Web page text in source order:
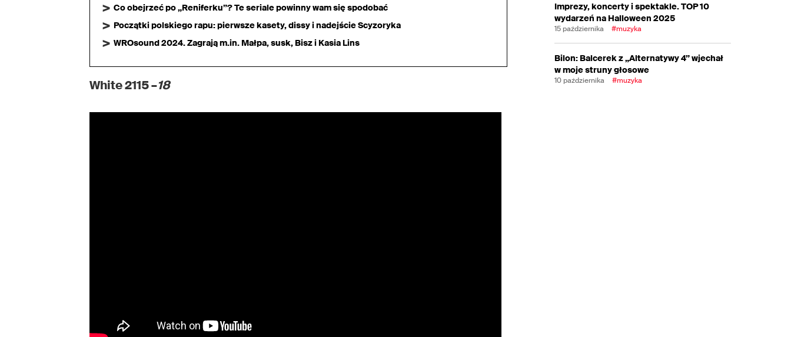
Co obejrzeć po „Reniferku”? Te seriale powinny wam się spodobać
Początki polskiego rapu: pierwsze kasety, dissy i nadejście Scyzoryka
WROsound 2024. Zagrają m.in. Małpa, susk, Bisz i Kasia Lins
White 2115 –18
Imprezy, koncerty i spektakle. TOP 10
wydarzeń na Halloween 2025
15 października #muzyka
Bilon: Balcerek z „Alternatywy 4” wjechał
w moje struny głosowe
10 października #muzyka